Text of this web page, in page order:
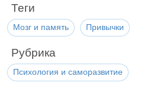
Теги
Мозг и память Привычки
Рубрика
Психология и саморазвитие